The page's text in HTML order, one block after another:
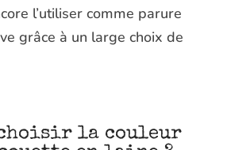
l’utiliser comme parure
grâce à un large choix de
choisir la couleur